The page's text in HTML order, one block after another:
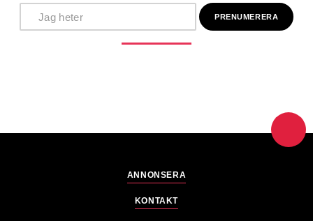
ANNONSERA
KONTAKT